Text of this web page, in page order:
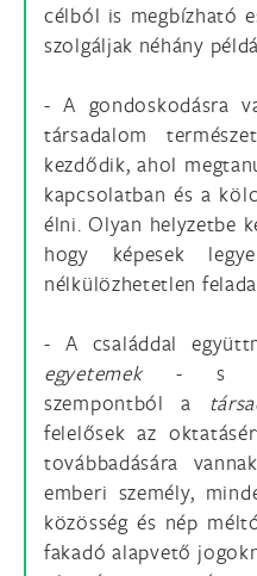
célból is megbízható
szolgáljak néhány
- A gondoskodásra
társadalom
kezdődik, ahol
kapcsolatban és a
élni. Olyan helyzetbe
hogy képesek
nélkülözhetetlen
- A családdal
egyetemek - s
szempontból a
felelősek az
továbbadására
emberi személy,
közösség és nép
fakadó alapvető